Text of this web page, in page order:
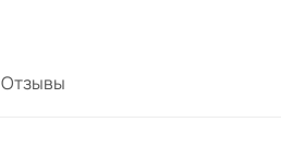
Отзывы